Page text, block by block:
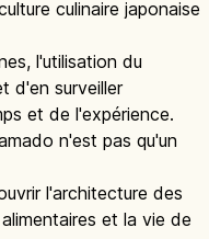
culinaire japonaise
l'utilisation du
d'en surveiller
et de l'expérience.
n'est pas qu'un
l'architecture des
et la vie de